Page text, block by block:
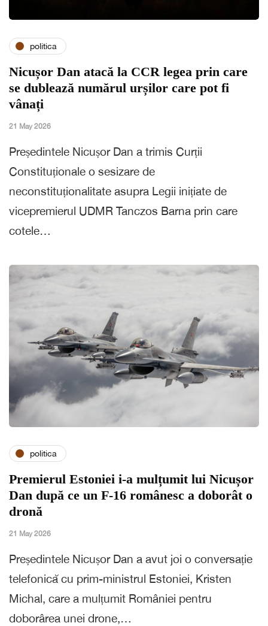
politica
Nicușor Dan atacă la CCR legea prin care
se dublează numărul urșilor care pot fi
vânați
21 May 2026
Președintele Nicușor Dan a trimis Curții
Constituționale o sesizare de
neconstituționalitate asupra Legii inițiate de
vicepremierul UDMR Tanczos Barna prin care
cotele…
politica
Premierul Estoniei i-a mulțumit lui Nicușor
Dan după ce un F-16 românesc a doborât o
dronă
21 May 2026
Președintele Nicușor Dan a avut joi o conversație
telefonică cu prim-ministrul Estoniei, Kristen
Michal, care a mulțumit României pentru
doborârea unei drone,…